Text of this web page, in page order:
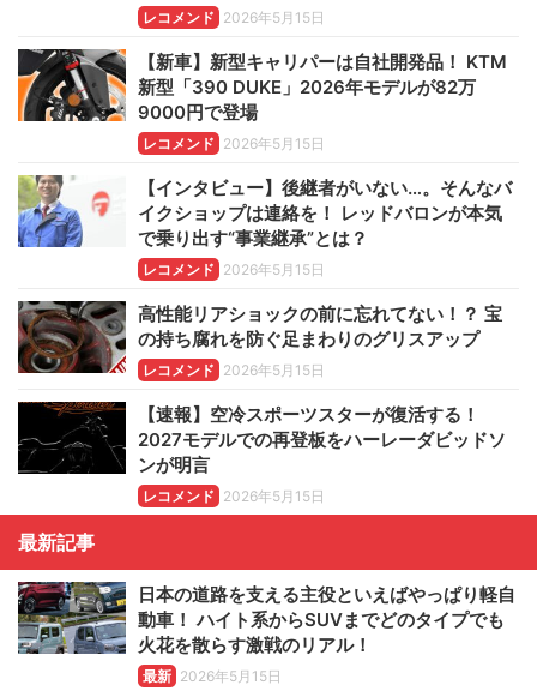
レコメンド 2026年5月15日
【新車】新型キャリパーは自社開発品！ KTM
新型「390 DUKE」2026年モデルが82万
9000円で登場
レコメンド 2026年5月15日
【インタビュー】後継者がいない…。そんなバ
イクショップは連絡を！ レッドバロンが本気
で乗り出す“事業継承”とは？
レコメンド 2026年5月15日
高性能リアショックの前に忘れてない！？ 宝
の持ち腐れを防ぐ足まわりのグリスアップ
レコメンド 2026年5月15日
【速報】空冷スポーツスターが復活する！
2027モデルでの再登板をハーレーダビッドソ
ンが明言
レコメンド 2026年5月15日
最新記事
日本の道路を支える主役といえばやっぱり軽自
動車！ ハイト系からSUVまでどのタイプでも
火花を散らす激戦のリアル！
最新 2026年5月15日